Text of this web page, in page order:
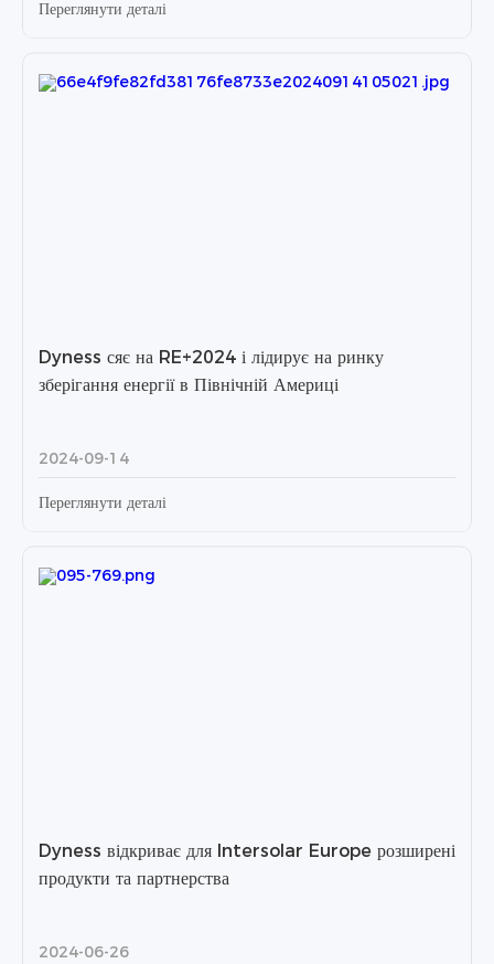
Переглянути деталі
Dyness сяє на RE+2024 і лідирує на ринку
зберігання енергії в Північній Америці
2024-09-14
Переглянути деталі
Dyness відкриває для Intersolar Europe розширені
продукти та партнерства
2024-06-26